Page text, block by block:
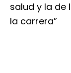
salud y la de
la carrera”